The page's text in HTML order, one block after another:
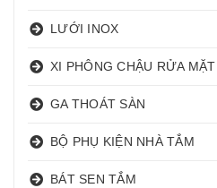
LƯỚI INOX
XI PHÔNG CHẬU RỬA
GA THOÁT SÀN
BỘ PHỤ KIỆN NHÀ TẮM
BÁT SEN TẮM